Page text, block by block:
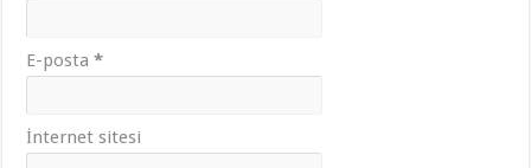
E-posta*
İnternet sitesi